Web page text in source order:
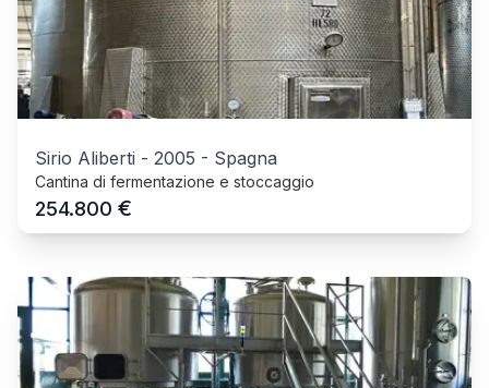
Sirio Aliberti - 2005 - Spagna
Cantina di fermentazione e stoccaggio
254.800 €